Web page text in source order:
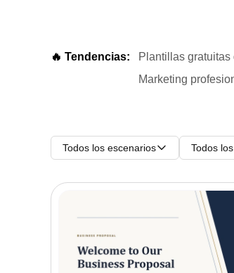
🔥 Tendencias: Plantillas
Marketing
Todos los escenarios Todos